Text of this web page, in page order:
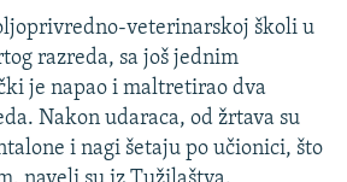
veterinarskoj školi u
razreda, sa još jednim
je napao i maltretirao dva
Nakon udaraca, od žrtava su
i nagi šetaju po učionici, što